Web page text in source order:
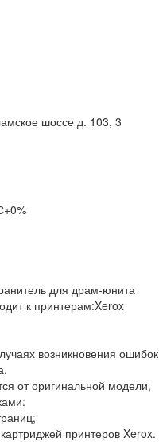
шоссе д. 103, 3
для драм-юнита
к принтерам:Xerox
возникновения ошибок
от оригинальной модели,
принтеров Xerox.